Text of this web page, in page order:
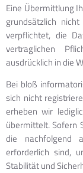
Eine Übermittlung
grundsätzlich
verpflichtet, die
vertraglichen
ausdrücklich in die
Bei bloß
sich nicht
erheben wir
übermittelt. Sofern
die nachfolgend
erforderlich sind,
Stabilität und